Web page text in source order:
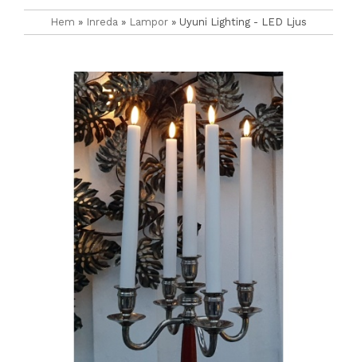
Pelarljusen/Blockljusen från Uyuni har en
belysningstid på 1000+h, tack vare att dom drivs
skapar en liknelse av en mjukt fladdrande flamma.
LED-ljusen tål att vara utomhus men är ej
vattentäta.
Är beklädda med vax för en riktig ljus-känsla.
Har ett skyddslock för batterierna.
Hem » Inreda » Lampor » Uyuni Lighting - LED Ljus